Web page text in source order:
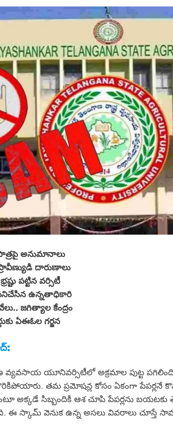
అనుమానాలు
దారుణాలు
పట్టిన వర్సిటీ
ఉన్నతాధికారి
జగిత్యాల కేంద్రం
ఏఈఓల గర్జన
వ్యవసాయ యూనివర్సిటీలో అక్రమాల పుట్ట
తమ ప్రమోషన్ల కోసం ఏకంగా పేపర్లనే
అక్కడే సిబ్బందికి ఆశ చూపి పేపర్లను
ఈ స్కామ్ వెనుక ఉన్న అసలు వివరాలు చూస్తే